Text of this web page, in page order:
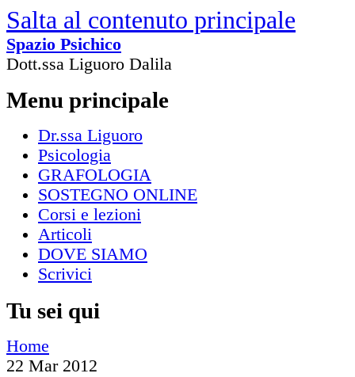
Salta al contenuto principale
Spazio Psichico
Dott.ssa Liguoro Dalila
Menu principale
Dr.ssa Liguoro
Psicologia
GRAFOLOGIA
SOSTEGNO ONLINE
Corsi e lezioni
Articoli
DOVE SIAMO
Scrivici
Tu sei qui
Home
22 Mar 2012